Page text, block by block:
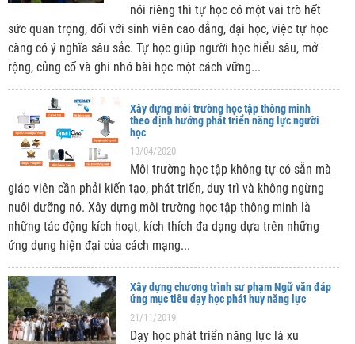
nói riêng thì tự học có một vai trò hết
sức quan trọng, đối với sinh viên cao đẳng, đại học, việc tự học
càng có ý nghĩa sâu sắc. Tự học giúp người học hiểu sâu, mở
rộng, củng cố và ghi nhớ bài học một cách vững...
Xây dựng môi trường học tập thông minh
theo định hướng phát triển năng lực người
học
13/04/2020
Môi trường học tập không tự có sẵn mà
giáo viên cần phải kiến tạo, phát triển, duy trì và không ngừng
nuôi dưỡng nó. Xây dựng môi trường học tập thông minh là
những tác động kích hoạt, kích thích đa dạng dựa trên những
ứng dụng hiện đại của cách mạng...
Xây dựng chương trình sư phạm Ngữ văn đáp
ứng mục tiêu dạy học phát huy năng lực
21/11/2019
Dạy học phát triển năng lực là xu